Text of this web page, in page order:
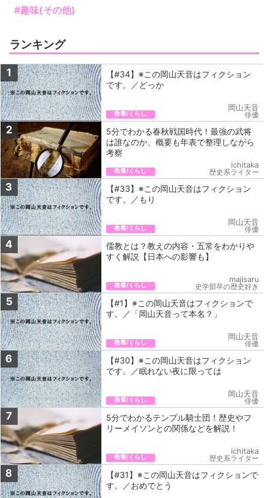
#趣味(その他)
ランキング
1
【#34】※この岡山天音はフィクション
です。／どっか
教養/くらし
岡山天音
俳優
2
5分でわかる春秋戦国時代！最強の武将
は誰なのか、概要も年表で整理しながら
考察
教養/くらし
ichitaka
歴史系ライター
3
【#33】※この岡山天音はフィクション
です。／もり
教養/くらし
岡山天音
俳優
4
儒教とは？教えの内容・五常をわかりや
すく解説【日本への影響も】
教養/くらし
majisaru
史学部卒の歴史好き
5
【#1】※この岡山天音はフィクションで
す。／「岡山天音って本名？」
教養/くらし
岡山天音
俳優
6
【#30】※この岡山天音はフィクション
です。／眠れない夜に限っては
教養/くらし
岡山天音
俳優
7
5分でわかるテンプル騎士団！歴史やフ
リーメイソンとの関係などを解説！
教養/くらし
ichitaka
歴史系ライター
8
【#31】※この岡山天音はフィクションで
す。／おめでとう